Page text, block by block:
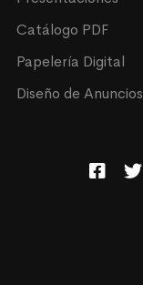
Catálogo PDF
Papelería Digital
Diseño de Anuncios